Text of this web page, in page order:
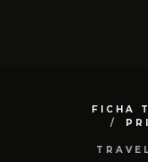
FICHA